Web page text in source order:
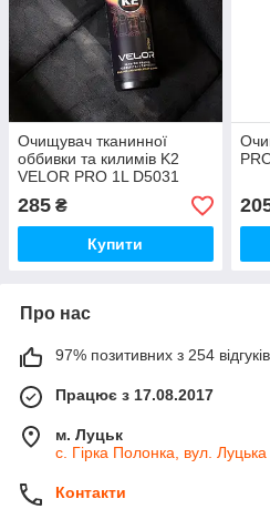
Очищувач тканинної
оббивки та килимів K2
VELOR PRO 1L D5031
285 ₴
Купити
Про нас
97% позитивних з 254
Працює з 17.08.2017
м. Луцьк
с. Гірка Полонка, вул.
Контакти